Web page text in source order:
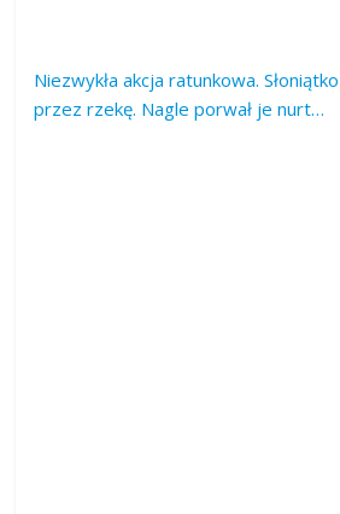
Niezwykła akcja ratunkowa.
przez rzekę. Nagle porwał je nurt…